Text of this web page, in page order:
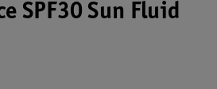
SPF30 Sun Fluid